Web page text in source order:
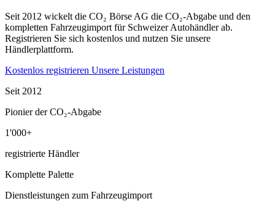
Seit 2012 wickelt die CO₂ Börse AG die CO₂-Abgabe und den
kompletten Fahrzeugimport für Schweizer Autohändler ab.
Registrieren Sie sich kostenlos und nutzen Sie unsere
Händlerplattform.
Kostenlos registrieren Unsere Leistungen
Seit 2012
Pionier der CO₂-Abgabe
1'000+
registrierte Händler
Komplette Palette
Dienstleistungen zum Fahrzeugimport